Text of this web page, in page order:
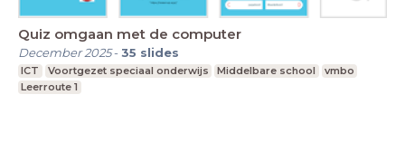
Quiz omgaan met de computer
December 2025-35 slides
ICT Voortgezet speciaal onderwijs Middelbare school
vmbo
Leerroute 1